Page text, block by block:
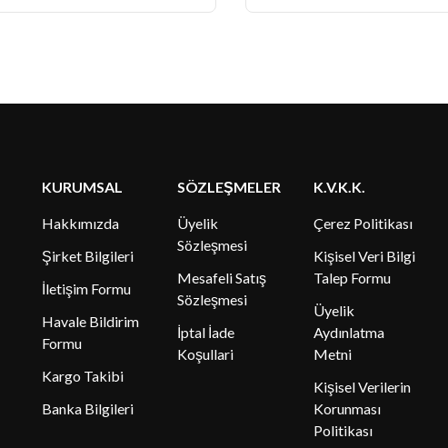
KURUMSAL
Hakkımızda
Şirket Bilgileri
İletişim Formu
Havale Bildirim
Formu
Kargo Takibi
Banka Bilgileri
SÖZLEŞMELER
Üyelik
Sözleşmesi
Mesafeli Satış
Sözleşmesi
İptal İade
Koşullari
K.V.K.K.
Çerez Politikası
Kişisel Veri Bilgi
Talep Formu
Üyelik
Aydınlatma
Metni
Kişisel Verilerin
Korunması
Politikası